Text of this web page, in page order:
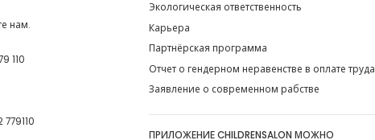
нам.
110
779110
Экологическая ответственность
Карьера
Партнёрская программа
Отчет о гендерном неравенстве в оплате труда
Заявление о современном рабстве
ПРИЛОЖЕНИЕ CHILDRENSALON МОЖНО